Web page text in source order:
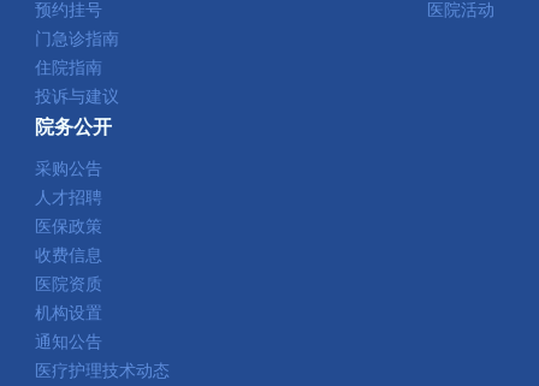
预约挂号
门急诊指南
住院指南
投诉与建议
医院活动
院务公开
采购公告
人才招聘
医保政策
收费信息
医院资质
机构设置
通知公告
医疗护理技术动态